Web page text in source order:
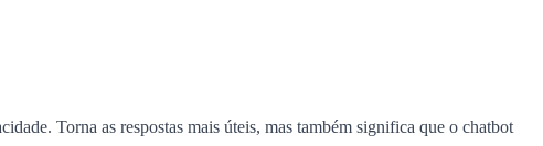
Torna as respostas mais úteis, mas também significa que o chatbot